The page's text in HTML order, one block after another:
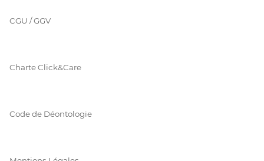
CGU / GGV
Charte Click&Care
Code de Déontologie